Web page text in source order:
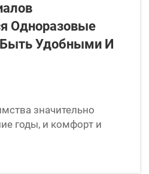
Одноразовые
Удобными И
значительно
годы, и комфорт и
главными приоритетами
миру. Среди основных
исключительному